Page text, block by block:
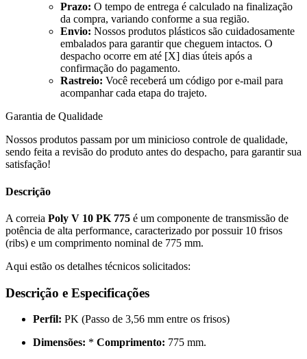
Prazo: O tempo de entrega é calculado na finalização
da compra, variando conforme a sua região.
Envio: Nossos produtos plásticos são cuidadosamente
embalados para garantir que cheguem intactos. O
despacho ocorre em até [X] dias úteis após a
confirmação do pagamento.
Rastreio: Você receberá um código por e-mail para
acompanhar cada etapa do trajeto.
Garantia de Qualidade
Nossos produtos passam por um minicioso controle de qualidade,
sendo feita a revisão do produto antes do despacho, para garantir sua
satisfação!
Descrição
A correia Poly V 10 PK 775 é um componente de transmissão de
potência de alta performance, caracterizado por possuir 10 frisos
(ribs) e um comprimento nominal de 775 mm.
Aqui estão os detalhes técnicos solicitados:
Descrição e Especificações
Perfil: PK (Passo de 3,56 mm entre os frisos)
Dimensões: * Comprimento: 775 mm.